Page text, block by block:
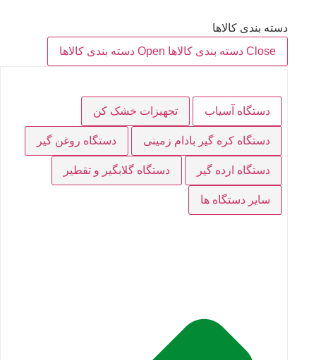
دسته بندی کالاها
Close دسته بندی کالاها
Open دسته بندی کالاها
دستگاه آسیاب تجهیزات خشک کن
دستگاه کره گیر بادام زمینی دستگاه روغن گیر
دستگاه ارده گیر دستگاه گلابگیر و تقطیر
سایر دستگاه ها